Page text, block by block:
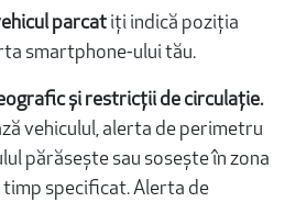
parcat iți indică poziția
smartphone-ului tău.
și restricții de circulație.
vehiculul, alerta de perimetru
părăsește sau sosește în zona
specificat. Alerta de